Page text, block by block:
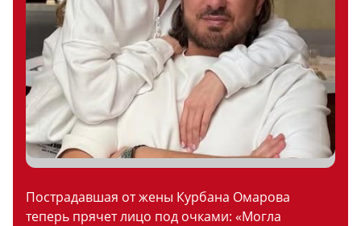
Пострадавшая от жены Курбана Омарова
теперь прячет лицо под очками: «Могла